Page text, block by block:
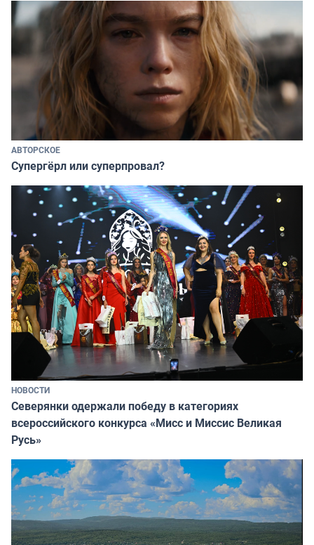
АВТОРСКОЕ
Супергёрл или суперпровал?
НОВОСТИ
Северянки одержали победу в категориях
всероссийского конкурса «Мисс и Миссис Великая
Русь»